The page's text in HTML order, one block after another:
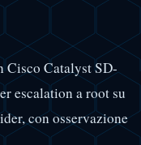
Cisco Catalyst SD-
escalation a root su
con osservazione